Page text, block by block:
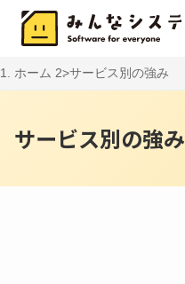
ホーム サービス別の強み
サービス別の強み